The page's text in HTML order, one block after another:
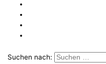
Suchen nach: